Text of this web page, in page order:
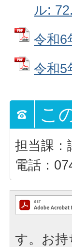
ル:
令和6
令和5
こ
担当課：
電話：
す。お持